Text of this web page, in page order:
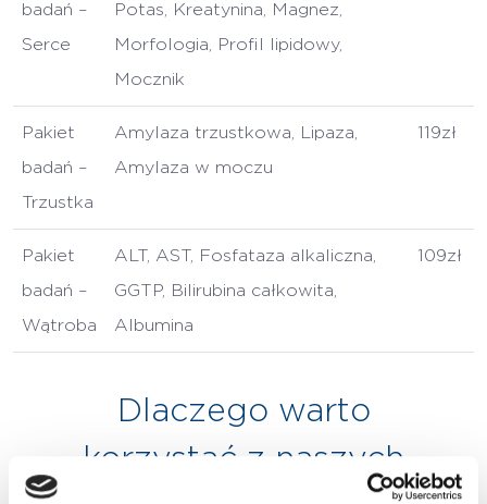
badań –
Serce
Potas, Kreatynina, Magnez,
Morfologia, Profil lipidowy,
Mocznik
Pakiet
badań –
Trzustka
Amylaza trzustkowa, Lipaza,
Amylaza w moczu
119zł
Pakiet
badań –
Wątroba
ALT, AST, Fosfataza alkaliczna,
GGTP, Bilirubina całkowita,
Albumina
109zł
Dlaczego warto
korzystać z naszych